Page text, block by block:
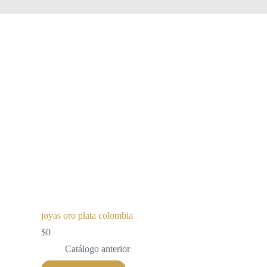
joyas oro plata colombia
$0
Catálogo anterior